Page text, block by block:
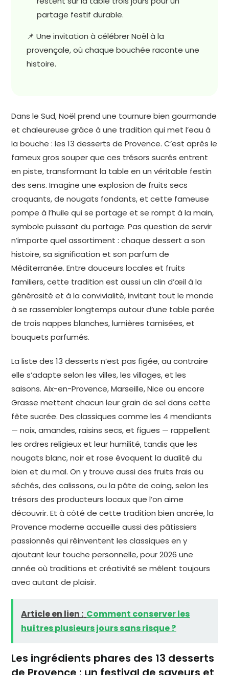
partage festif durable.
📌 Une invitation à célébrer Noël à la
provençale, où chaque bouchée raconte une
histoire.
Dans le Sud, Noël prend une tournure bien gourmande
et chaleureuse grâce à une tradition qui met l’eau à
la bouche : les 13 desserts de Provence. C’est après le
fameux gros souper que ces trésors sucrés entrent
en piste, transformant la table en un véritable festin
des sens. Imagine une explosion de fruits secs
croquants, de nougats fondants, et cette fameuse
pompe à l’huile qui se partage et se rompt à la main,
symbole puissant du partage. Pas question de servir
n’importe quel assortiment : chaque dessert a son
histoire, sa signification et son parfum de
Méditerranée. Entre douceurs locales et fruits
familiers, cette tradition est aussi un clin d’œil à la
générosité et à la convivialité, invitant tout le monde
à se rassembler longtemps autour d’une table parée
de trois nappes blanches, lumières tamisées, et
bouquets parfumés.
La liste des 13 desserts n’est pas figée, au contraire
elle s’adapte selon les villes, les villages, et les
saisons. Aix-en-Provence, Marseille, Nice ou encore
Grasse mettent chacun leur grain de sel dans cette
fête sucrée. Des classiques comme les 4 mendiants
— noix, amandes, raisins secs, et figues — rappellent
les ordres religieux et leur humilité, tandis que les
nougats blanc, noir et rose évoquent la dualité du
bien et du mal. On y trouve aussi des fruits frais ou
séchés, des calissons, ou la pâte de coing, selon les
trésors des producteurs locaux que l’on aime
découvrir. Et à côté de cette tradition bien ancrée, la
Provence moderne accueille aussi des pâtissiers
passionnés qui réinventent les classiques en y
ajoutant leur touche personnelle, pour 2026 une
année où traditions et créativité se mêlent toujours
avec autant de plaisir.
Article en lien : Comment conserver les
huîtres plusieurs jours sans risque ?
Les ingrédients phares des 13 desserts